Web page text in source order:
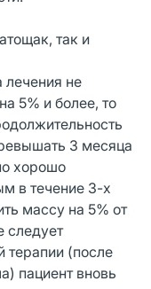
так и
лечения не
5% и более, то
3 месяца
хорошо
в течение 3-х
массу на 5% от
следует
терапии (после
пациент вновь